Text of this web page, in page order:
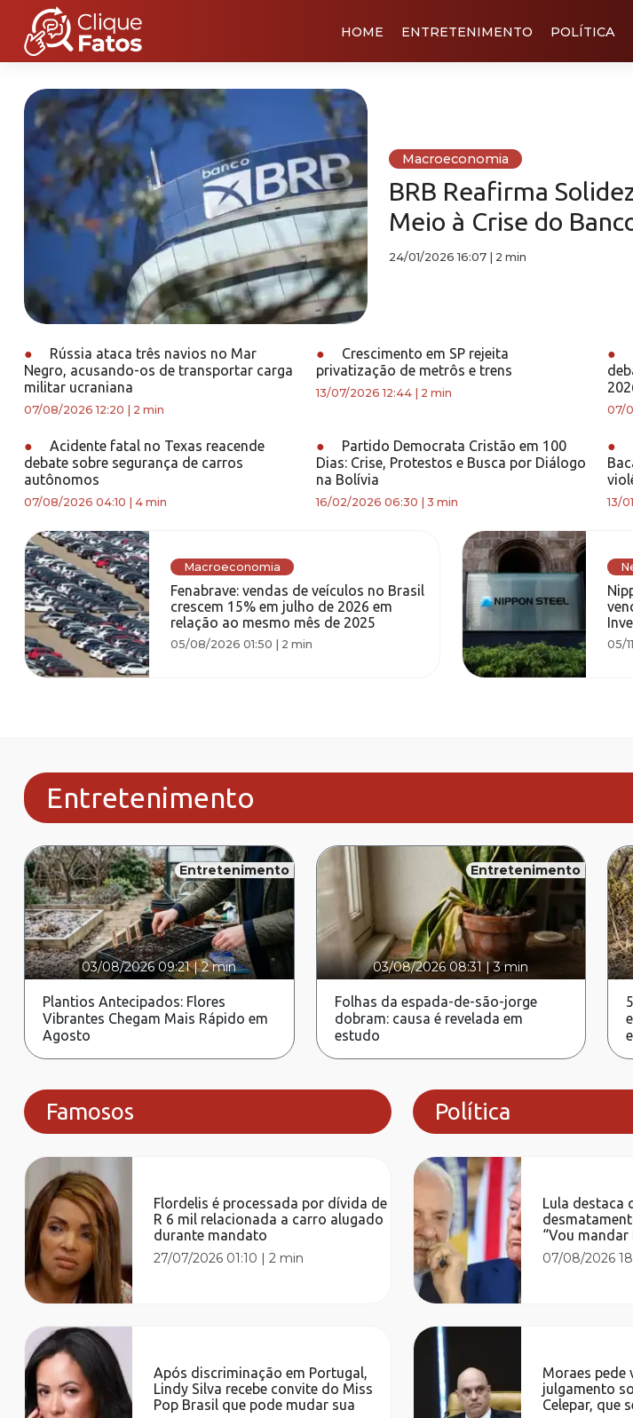
HOME ENTRETENIMENTO POLÍTICA
Macroeconomia
BRB Reafirma
Meio à Crise do
24/01/2026 16:07| 2 min
●
Rússia ataca três navios no Mar
Negro, acusando-os de transportar carga
militar ucraniana
07/08/2026 12:20 2 min
●
Crescimento em SP rejeita
privatização de metrôs e trens
13/07/2026 12:44| 2 min
●
07/
●
Acidente fatal no Texas reacende
debate sobre segurança de carros
autônomos
07/08/2026 04:10 4 min
●
Partido Democrata Cristão em 100
Dias: Crise, Protestos e Busca por Diálogo
na Bolívia
16/02/2026 06:30 3 min
●
13/
Macroeconomia
Fenabrave: vendas de veículos no Brasil
crescem 15% em julho de 2026 em
relação ao mesmo mês de 2025
05/08/2026 01:50 | 2 min 05/
Entretenimento
Entretenimento
03/08/2026 09:21|2 min
Plantios Antecipados: Flores
Vibrantes Chegam Mais Rápido em
Agosto
Entretenimento
03/08/2026 08:31|3 min
Folhas da espada-de-são-jorge
dobram: causa é revelada em
estudo
Famosos
Flordelis é processada por dívida de
R 6 mil relacionada a carro alugado
durante mandato
27/07/2026 01:10 |2 min
Após discriminação em Portugal,
Lindy Silva recebe convite do Miss
Pop Brasil que pode mudar sua
Política
Lula destaca
“Vou
07/08/2026
Moraes pede
julgamento
Celepar, que